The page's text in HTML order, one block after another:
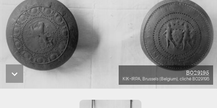
B029195
KIK-IRPA, Brussels (Belgium), cliché B029195